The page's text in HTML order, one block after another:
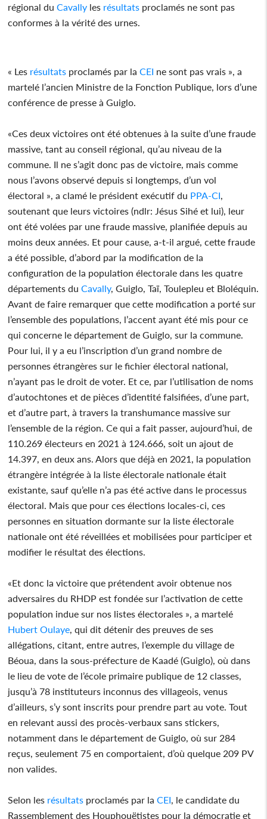
régional duCavally les résultats proclamés ne sont pas
conformes à la vérité des urnes.
« Les résultats proclamés par laCEI ne sont pas vrais », a
martelé l’ancien Ministre de la Fonction Publique, lors d’une
conférence de presse à Guiglo.
«Ces deux victoires ont été obtenues à la suite d’une fraude
massive, tant au conseil régional, qu’au niveau de la
commune. Il ne s’agit donc pas de victoire, mais comme
nous l’avons observé depuis si longtemps, d’un vol
électoral », a clamé le président exécutif du PPA-CI
soutenant que leurs victoires (ndlr: Jésus Sihé et lui), leur
ont été volées par une fraude massive, planifiée depuis au
moins deux années. Et pour cause, a-t-il argué, cette fraude
a été possible, d’abord par la modification de la
configuration de la population électorale dans les quatre
départements duCavally, Guiglo, Taï, Toulepleu et Bloléquin.
Avant de faire remarquer que cette modification a porté sur
l’ensemble des populations, l’accent ayant été mis pour ce
qui concerne le département de Guiglo, sur la commune.
Pour lui, il y a eu l’inscription d’un grand nombre de
personnes étrangères sur le fichier électoral national,
n’ayant pas le droit de voter. Et ce, par l’utilisation de noms
d’autochtones et de pièces d’identité falsifiées, d’une part,
et d’autre part, à travers la transhumance massive sur
l’ensemble de la région. Ce qui a fait passer, aujourd’hui, de
110.269 électeurs en 2021 à 124.666, soit un ajout de
14.397, en deux ans. Alors que déjà en 2021, la population
étrangère intégrée à la liste électorale nationale était
existante, sauf qu’elle n’a pas été active dans le processus
électoral. Mais que pour ces élections locales-ci, ces
personnes en situation dormante sur la liste électorale
nationale ont été réveillées et mobilisées pour participer et
modifier le résultat des élections.
«Et donc la victoire que prétendent avoir obtenue nos
adversaires du RHDP est fondée sur l’activation de cette
population indue sur nos listes électorales », a martelé
Hubert Oulaye , qui dit détenir des preuves de ses
allégations, citant, entre autres, l’exemple du village de
Béoua, dans la sous-préfecture de Kaadé (Guiglo), où dans
le lieu de vote de l’école primaire publique de 12 classes,
jusqu’à 78 instituteurs inconnus des villageois, venus
d’ailleurs, s’y sont inscrits pour prendre part au vote. Tout
en relevant aussi des procès-verbaux sans stickers,
notamment dans le département de Guiglo, où sur 284
reçus, seulement 75 en comportaient, d’où quelque 209 PV
non valides.
Selon les résultats proclamés par laCEI , le candidate du
Rassemblement des Houphouëtistes pour la démocratie et